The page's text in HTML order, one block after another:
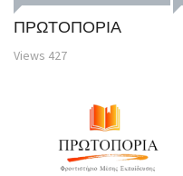
ΠΡΩΤΟΠΟΡΙΑ
Views 427